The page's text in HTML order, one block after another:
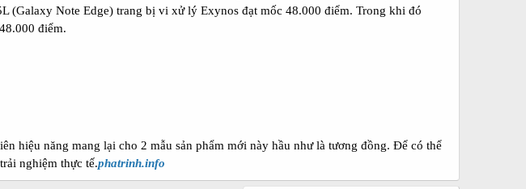
(Galaxy Note Edge) trang bị vi xử lý Exynos đạt mốc 48.000 điểm. Trong khi đó
điểm.
hiệu năng mang lại cho 2 mẫu sản phẩm mới này hầu như là tương đồng. Để có thể
nghiệm thực tế.phatrinh.info